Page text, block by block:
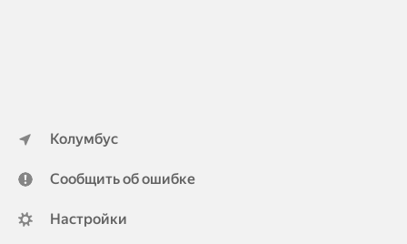
Колумбус
Сообщить об ошибке
Настройки